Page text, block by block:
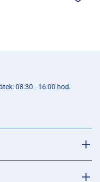
08:30 - 16:00 hod.